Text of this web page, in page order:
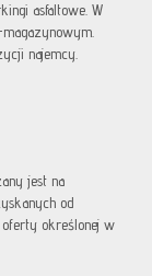
asfaltowe. W
najemcy.
jest na
od
oferty określonej w